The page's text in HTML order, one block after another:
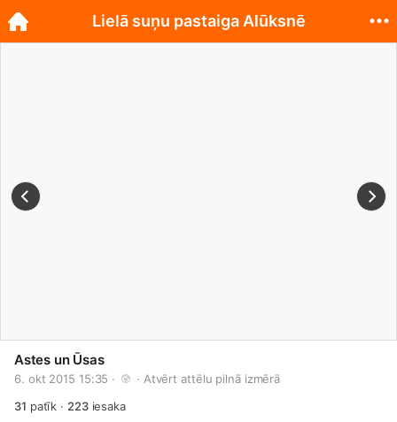
Astes un Ūsas
6. okt 2015 15:35 · · Atvērt attēlu pilnā izmērā
31 patīk · 223iesaka
Lielā suņu pastaiga Alūksnē